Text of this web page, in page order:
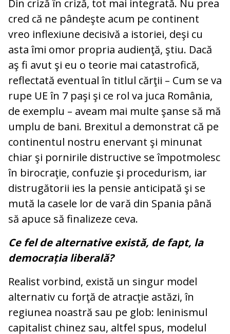
Din criză în criză, tot mai integrată. Nu prea
cred că ne pândeşte acum pe continent
vreo inflexiune decisivă a istoriei, deşi cu
asta îmi omor propria audienţă, ştiu. Dacă
aş fi avut şi eu o teorie mai catastrofică,
reflectată eventual în titlul cărţii – Cum se va
rupe UE în 7 paşi şi ce rol va juca România,
de exemplu – aveam mai multe şanse să mă
umplu de bani. Brexitul a demonstrat că pe
continentul nostru enervant şi minunat
chiar şi pornirile distructive se împotmolesc
în birocraţie, confuzie şi procedurism, iar
distrugătorii ies la pensie anticipată şi se
mută la casele lor de vară din Spania până
să apuce să finalizeze ceva.
Ce fel de alternative există, de fapt, la
democrația liberală?
Realist vorbind, există un singur model
alternativ cu forţă de atracţie astăzi, în
regiunea noastră sau pe glob: leninismul
capitalist chinez sau, altfel spus, modelul